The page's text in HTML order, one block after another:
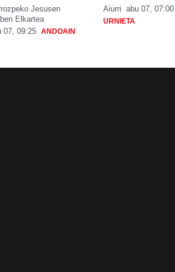
Jesusen
Elkartea
07, 09:25 ANDOAIN
Aiurri abu 07, 07:00
URNIETA